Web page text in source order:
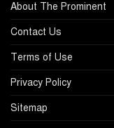
About The Prominent
Contact Us
Terms of Use
Privacy Policy
Sitemap